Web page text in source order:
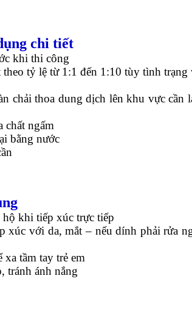
chi tiết
khi thi công
tỷ lệ từ 1:1 đến 1:10 tùy tình trạng
chải thoa dung dịch lên khu vực cần
chất ngấm
bằng nước
khi tiếp xúc trực tiếp
xúc với da, mắt – nếu dính phải rửa
tầm tay trẻ em
tránh ánh nắng